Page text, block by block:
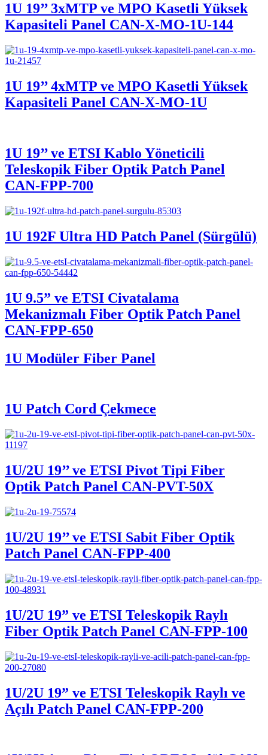
1U 19’’ 3xMTP ve MPO Kasetli Yüksek
Kapasiteli Panel CAN-X-MO-1U-144
1U 19’’ 4xMTP ve MPO Kasetli Yüksek
Kapasiteli Panel CAN-X-MO-1U
1U 19’’ ve ETSI Kablo Yöneticili
Teleskopik Fiber Optik Patch Panel
CAN-FPP-700
1U 192F Ultra HD Patch Panel (Sürgülü)
1U 9.5” ve ETSI Civatalama
Mekanizmalı Fiber Optik Patch Panel
CAN-FPP-650
1U Modüler Fiber Panel
1U Patch Cord Çekmece
1U/2U 19’’ ve ETSI Pivot Tipi Fiber
Optik Patch Panel CAN-PVT-50X
1U/2U 19’’ ve ETSI Sabit Fiber Optik
Patch Panel CAN-FPP-400
1U/2U 19” ve ETSI Teleskopik Raylı
Fiber Optik Patch Panel CAN-FPP-100
1U/2U 19” ve ETSI Teleskopik Raylı ve
Açılı Patch Panel CAN-FPP-200